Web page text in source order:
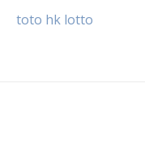
toto hk lotto